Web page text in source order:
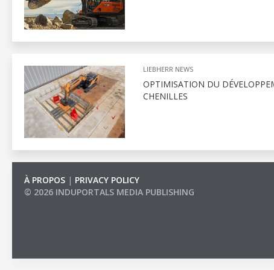
LIEBHERR NEWS
OPTIMISATION DU
CHENILLES
À PROPOS | PRIVACY POLICY
© 2026 INDUPORTALS MEDIA PUBLISHING